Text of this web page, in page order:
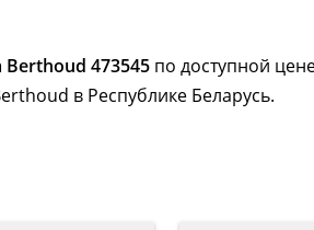
Berthoud 473545 по доступной
в Республике Беларусь.